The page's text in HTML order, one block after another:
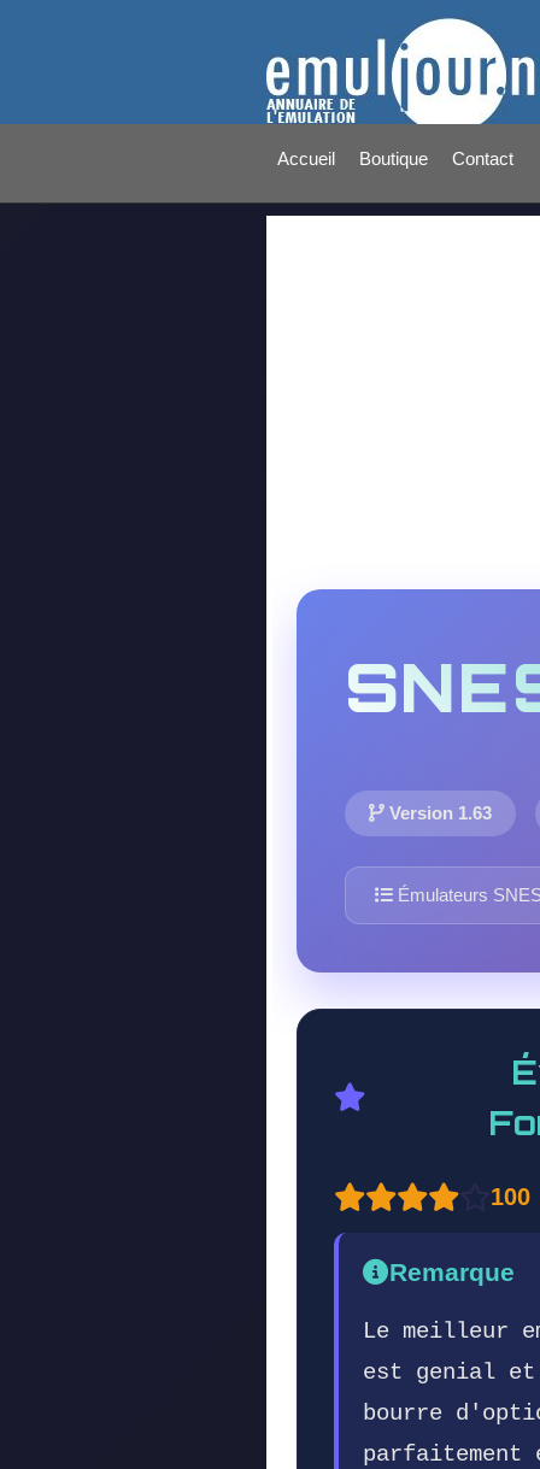
Accueil Boutique Contact
Version 1.63
Émulateurs
100
Remarque
Le meilleur
est genial et
bourre
parfaitement